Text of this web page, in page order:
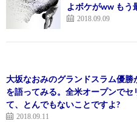
よボケがww もう
2018.09.09
大坂なおみのグランドスラム優勝
を語ってみる。全米オープンでセ
て、とんでもないことですよ?
2018.09.11